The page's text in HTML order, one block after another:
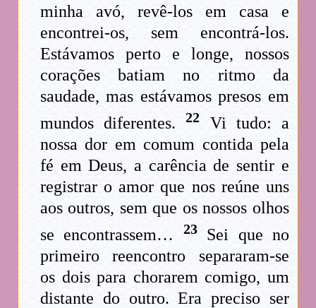
minha avó, revê-los em casa e
encontrei-os, sem encontrá-los.
Estávamos perto e longe, nossos
corações batiam no ritmo da
saudade, mas estávamos presos em
mundos diferentes.22
Vi tudo: a
nossa dor em comum contida pela
fé em Deus, a carência de sentir e
registrar o amor que nos reúne uns
aos outros, sem que os nossos olhos
se encontrassem…
23Sei que no
primeiro reencontro separaram-se
os dois para chorarem comigo, um
distante do outro. Era preciso ser